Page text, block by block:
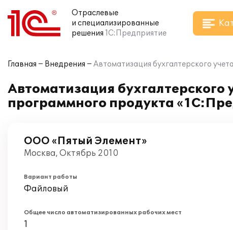
Отраслевые
и специализированные
решения 1С:Предприятие
Главная Внедрения Автоматизация бухгалтерского
Автоматизация
программного продукта
ООО «Пятый Элемент»
Москва, Октябрь 2010
Вариант работы
Файловый
Общее число автоматизированных рабочих мест
1